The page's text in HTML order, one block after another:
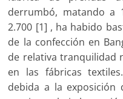
derrumbó, matando a
2.700 [1] , ha habido
de la confección en
de relativa tranquilidad
en las fábricas
debida a la exposición